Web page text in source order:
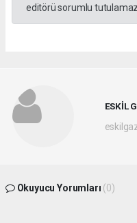
editörü sorumlu
ESKİL
Okuyucu Yorumları (0)